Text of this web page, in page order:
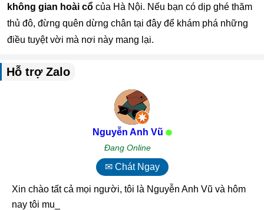
không gian hoài cổ của Hà Nội. Nếu bạn có dịp ghé thăm
thủ đô, đừng quên dừng chân tại đây để khám phá những
điều tuyệt vời mà nơi này mang lại.
Hỗ trợ Zalo
Nguyễn Anh Vũ
Đang Online
✉ Chát Ngay
Xin chào tất cả mọi người, tôi là Nguyễn Anh Vũ và hôm
nay tôi muốn chia s_